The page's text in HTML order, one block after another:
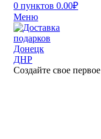
0 пунктов 0.00₽
Меню
Создайте свое первое